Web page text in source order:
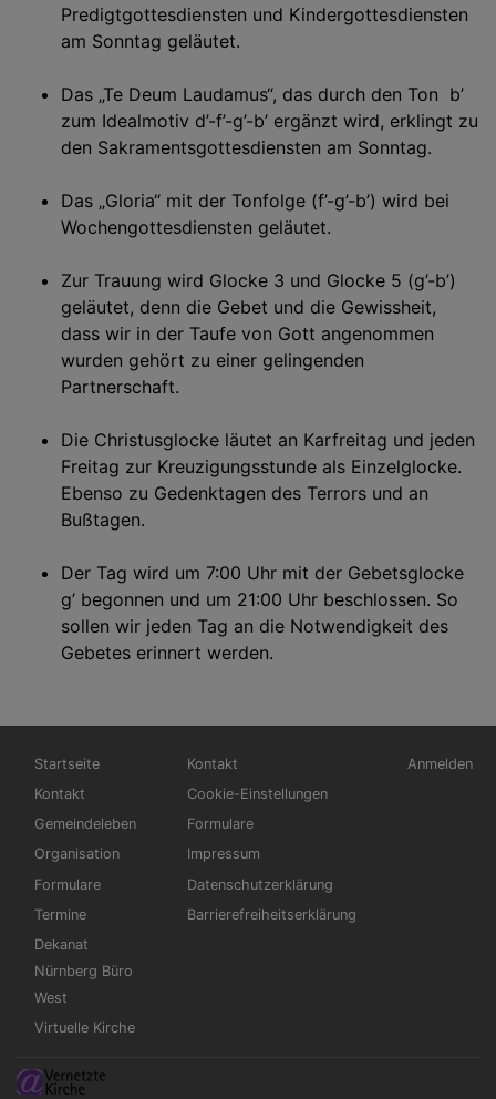
Predigtgottesdiensten und Kindergottesdiensten
am Sonntag geläutet.
Das „Te Deum Laudamus“, das durch den Ton b’
zum Idealmotiv d’-f’-g’-b’ ergänzt wird, erklingt zu
den Sakramentsgottesdiensten am Sonntag.
Das „Gloria“ mit der Tonfolge (f’-g’-b’) wird bei
Wochengottesdiensten geläutet.
Zur Trauung wird Glocke 3 und Glocke 5 (g’-b’)
geläutet, denn die Gebet und die Gewissheit,
dass wir in der Taufe von Gott angenommen
wurden gehört zu einer gelingenden
Partnerschaft.
Die Christusglocke läutet an Karfreitag und jeden
Freitag zur Kreuzigungsstunde als Einzelglocke.
Ebenso zu Gedenktagen des Terrors und an
Bußtagen.
Der Tag wird um 7:00 Uhr mit der Gebetsglocke
g’ begonnen und um 21:00 Uhr beschlossen. So
sollen wir jeden Tag an die Notwendigkeit des
Gebetes erinnert werden.
Hauptnavigation
Startseite
Kontakt
Gemeindeleben
Organisation
Formulare
Termine
Dekanat
Nürnberg Büro
West
Virtuelle Kirche
Fußbereichsmenü
Kontakt
Cookie-Einstellungen
Formulare
Impressum
Datenschutzerklärung
Barrierefreiheitserklärung
Anmelden